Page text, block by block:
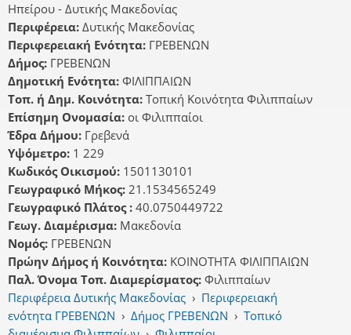
Ηπείρου - Δυτικής Μακεδονίας
Περιφέρεια: Δυτικής Μακεδονίας
Περιφερειακή Ενότητα: ΓΡΕΒΕΝΩΝ
Δήμος: ΓΡΕΒΕΝΩΝ
Δημοτική Ενότητα: ΦΙΛΙΠΠΑΙΩΝ
Τοπ. ή Δημ. Κοινότητα: Τοπική Κοινότητα Φιλιππαίων
Επίσημη Ονομασία: οι Φιλιππαίοι
Έδρα Δήμου: Γρεβενά
Υψόμετρο: 1 229
Κωδικός Οικισμού: 1501130101
Γεωγραφικό Μήκος: 21.1534565249
Γεωγραφικό Πλάτος : 40.0750449722
Γεωγ. Διαμέρισμα: Μακεδονία
Νομός: ΓΡΕΒΕΝΩΝ
Πρώην Δήμος ή Κοινότητα: ΚΟΙΝΟΤΗΤΑ ΦΙΛΙΠΠΑΙΩΝ
Παλ. Όνομα Τοπ. Διαμερίσματος: Φιλιππαίων
Περιφέρεια Δυτικής Μακεδονίας › Περιφερειακή
ενότητα ΓΡΕΒΕΝΩΝ › Δήμος ΓΡΕΒΕΝΩΝ › Τοπικό